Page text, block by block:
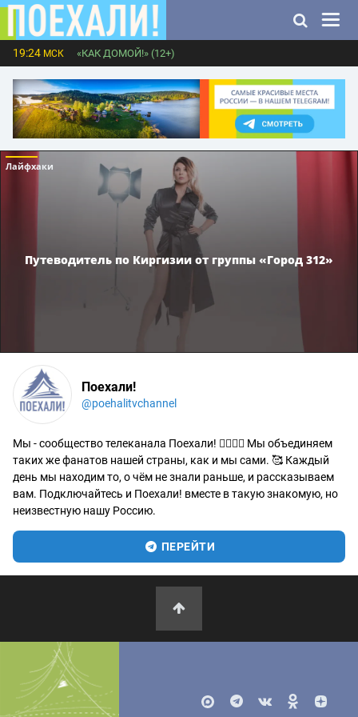
19:24 МСК «КАК ДОМОЙ!» (12+)
Лайфхаки
Путеводитель по Киргизии от группы «Город 312»
Поехали!
@poehalitvchannel
Мы - сообщество телеканала Поехали! 🙋‍♂️🙋‍♀️ Мы объединяем
таких же фанатов нашей страны, как и мы сами. 🥰 Каждый
день мы находим то, о чём не знали раньше, и рассказываем
вам. Подключайтесь и Поехали! вместе в такую знакомую, но
неизвестную нашу Россию.
ПЕРЕЙТИ